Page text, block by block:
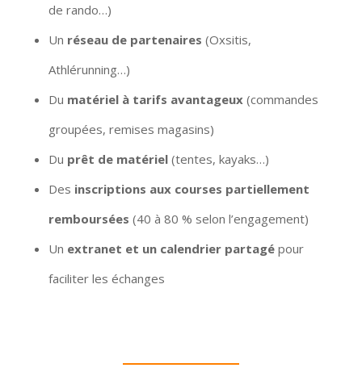
de rando…)
Un réseau de partenaires (Oxsitis,
Athlérunning…)
Du matériel à tarifs avantageux(commandes
groupées, remises magasins)
Du prêt de matériel(tentes, kayaks…)
Des inscriptions aux courses partiellement
remboursées (40 à 80 % selon l’engagement)
Un extranet et un calendrier partagépour
faciliter les échanges